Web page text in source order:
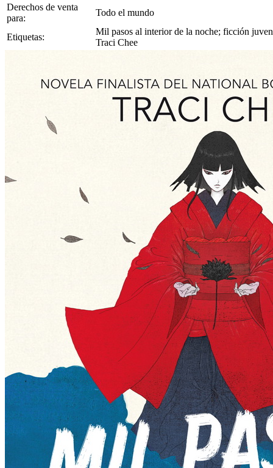
Derechos de venta
para:
Todo el mundo
Etiquetas:
Mil pasos al interior de la noche; ficción
Traci Chee